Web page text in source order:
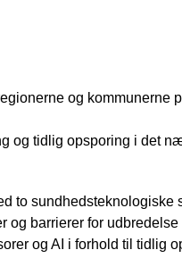
og kommunerne
og tidlig opsporing i det
to
barrierer for
og AI i forhold til tidlig